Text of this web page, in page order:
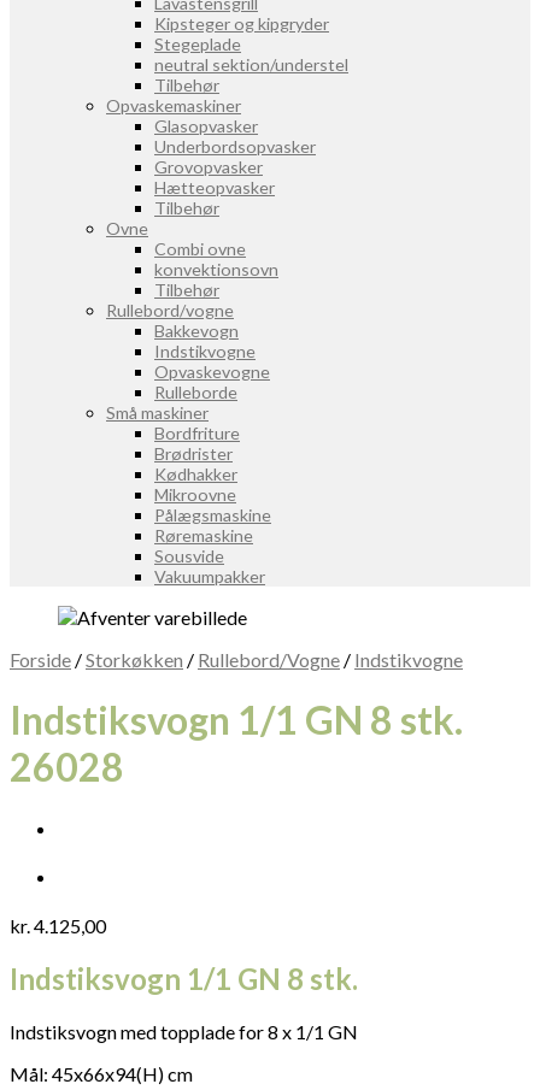
Kipsteger og kipgryder
Stegeplade
neutral sektion/understel
Tilbehør
Opvaskemaskiner
Glasopvasker
Underbordsopvasker
Grovopvasker
Hætteopvasker
Tilbehør
Ovne
Combi ovne
konvektionsovn
Tilbehør
Rullebord/vogne
Bakkevogn
Indstikvogne
Opvaskevogne
Rulleborde
Små maskiner
Bordfriture
Brødrister
Kødhakker
Mikroovne
Pålægsmaskine
Røremaskine
Sousvide
Vakuumpakker
Forside /Storkøkken / Rullebord/Vogne / Indstikvogne
Indstiksvogn 1/1 GN 8 stk.
26028
kr. 4.125,00
Indstiksvogn 1/1 GN 8 stk.
Indstiksvogn med topplade for 8 x 1/1 GN
Mål: 45x66x94(H) cm